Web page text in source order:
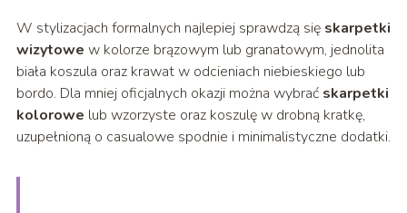
W stylizacjach formalnych najlepiej sprawdzą się skarpetki
wizytowe w kolorze brązowym lub granatowym, jednolita
biała koszula oraz krawat w odcieniach niebieskiego lub
bordo. Dla mniej oficjalnych okazji można wybrać skarpetki
kolorowe lub wzorzyste oraz koszulę w drobną kratkę,
uzupełnioną o casualowe spodnie i minimalistyczne dodatki.